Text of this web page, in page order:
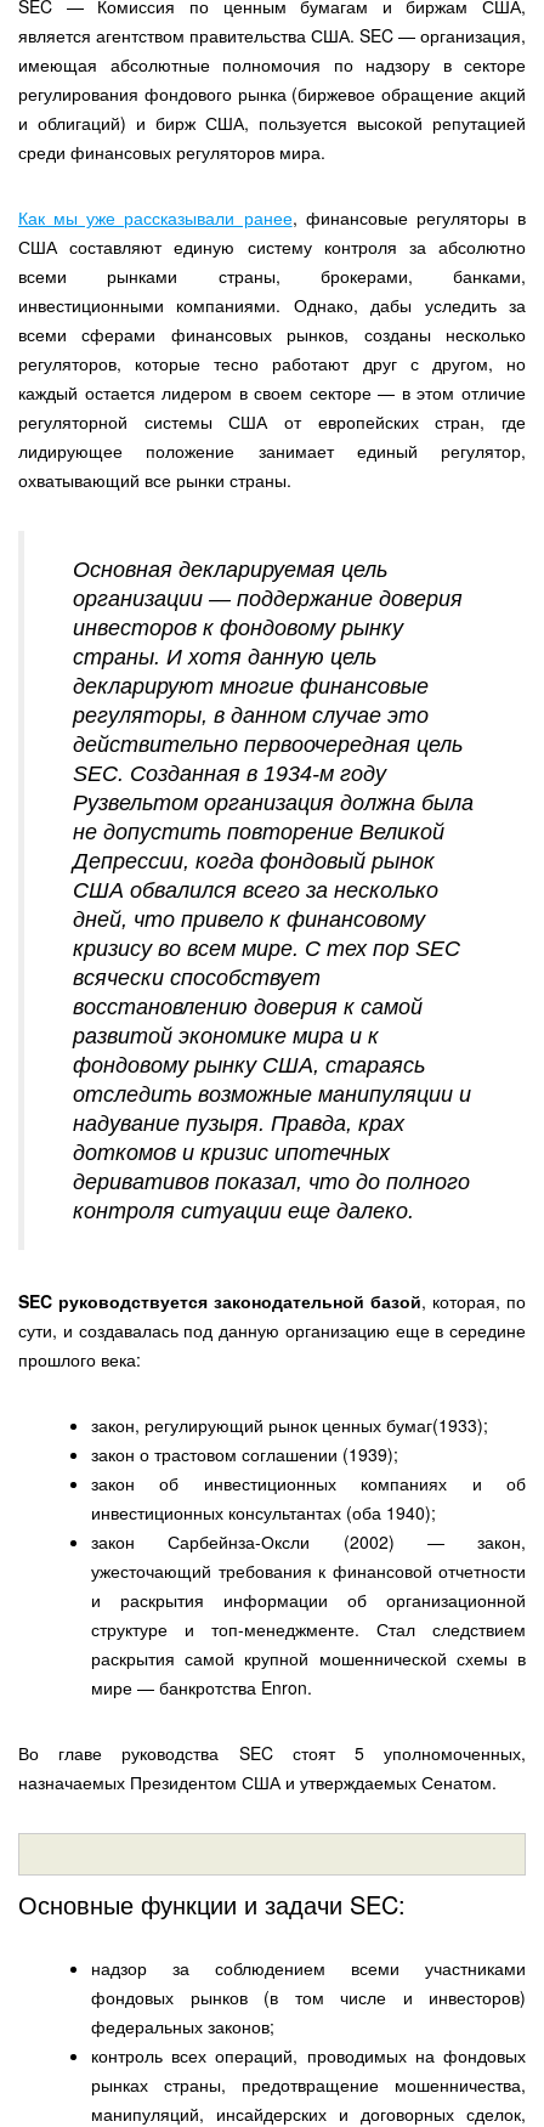
SEC — Комиссия по ценным бумагам и биржам США,
является агентством правительства США. SEC — организация,
имеющая абсолютные полномочия по надзору в секторе
регулирования фондового рынка (биржевое обращение акций
и облигаций) и бирж США, пользуется высокой репутацией
среди финансовых регуляторов мира.
Как мы уже рассказывали ранее, финансовые регуляторы в
США составляют единую систему контроля за абсолютно
всеми рынками страны, брокерами, банками,
инвестиционными компаниями. Однако, дабы уследить за
всеми сферами финансовых рынков, созданы несколько
регуляторов, которые тесно работают друг с другом, но
каждый остается лидером в своем секторе — в этом отличие
регуляторной системы США от европейских стран, где
лидирующее положение занимает единый регулятор,
охватывающий все рынки страны.
Основная декларируемая цель
организации — поддержание доверия
инвесторов к фондовому рынку
страны. И хотя данную цель
декларируют многие финансовые
регуляторы, в данном случае это
действительно первоочередная цель
SEC. Созданная в 1934-м году
Рузвельтом организация должна была
не допустить повторение Великой
Депрессии, когда фондовый рынок
США обвалился всего за несколько
дней, что привело к финансовому
кризису во всем мире. С тех пор SEC
всячески способствует
восстановлению доверия к самой
развитой экономике мира и к
фондовому рынку США, стараясь
отследить возможные манипуляции и
надувание пузыря. Правда, крах
доткомов и кризис ипотечных
деривативов показал, что до полного
контроля ситуации еще далеко.
SEC руководствуется законодательной базой, которая, по
сути, и создавалась под данную организацию еще в середине
прошлого века:
закон, регулирующий рынок ценных бумаг(1933);
закон о трастовом соглашении (1939);
закон об инвестиционных компаниях и об
инвестиционных консультантах (оба 1940);
закон Сарбейнза-Оксли (2002) — закон,
ужесточающий требования к финансовой отчетности
и раскрытия информации об организационной
структуре и топ-менеджменте. Стал следствием
раскрытия самой крупной мошеннической схемы в
мире — банкротства Enron.
Во главе руководства SEC стоят 5 уполномоченных,
назначаемых Президентом США и утверждаемых Сенатом.
Основные функции и задачи SEC:
надзор за соблюдением всеми участниками
фондовых рынков (в том числе и инвесторов)
федеральных законов;
контроль всех операций, проводимых на фондовых
рынках страны, предотвращение мошенничества,
манипуляций, инсайдерских и договорных сделок,